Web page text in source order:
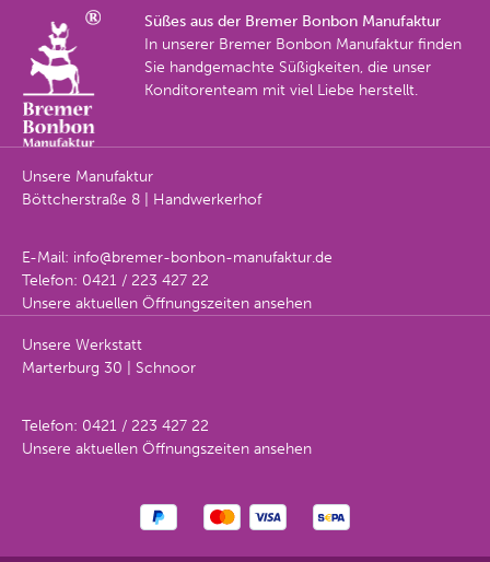
Süßes aus der Bremer Bonbon Manufaktur
In unserer Bremer Bonbon Manufaktur finden
Sie handgemachte Süßigkeiten, die unser
Konditorenteam mit viel Liebe herstellt.
Unsere Manufaktur
Böttcherstraße 8 | Handwerkerhof
E-Mail: info@bremer-bonbon-manufaktur.de
Telefon: 0421 / 223 427 22
Unsere aktuellen Öffnungszeiten ansehen
Unsere Werkstatt
Marterburg 30 | Schnoor
Telefon: 0421 / 223 427 22
Unsere aktuellen Öffnungszeiten ansehen